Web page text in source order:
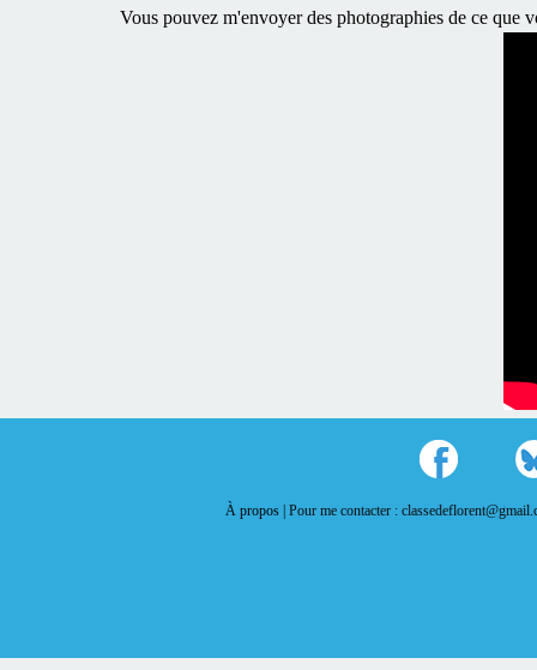
Vous pouvez m'envoyer des photographies de ce
À propos | Pour me contacter :